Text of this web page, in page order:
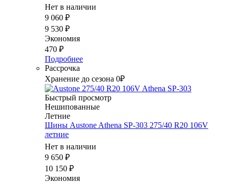
Нет в наличии
9 060 ₽
9 530 ₽
Экономия
470 ₽
Подробнее
Рассрочка
Хранение до сезона 0₽
Быстрый просмотр
Нешипованные
Летние
Шины Austone Athena SP-303 275/40 R20 106V
летние
Нет в наличии
9 650 ₽
10 150 ₽
Экономия